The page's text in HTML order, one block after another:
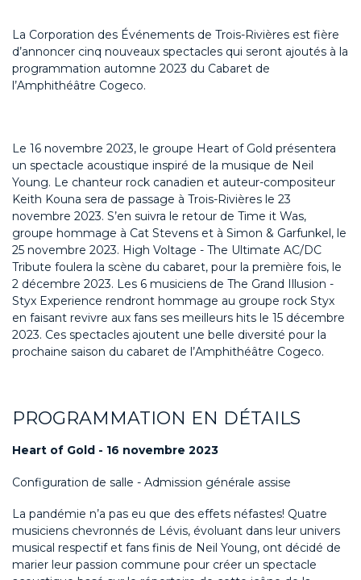
La Corporation des Événements de Trois-Rivières est fière
d’annoncer cinq nouveaux spectacles qui seront ajoutés à la
programmation automne 2023 du Cabaret de
l’Amphithéâtre Cogeco.
Le 16 novembre 2023, le groupe Heart of Gold présentera
un spectacle acoustique inspiré de la musique de Neil
Young. Le chanteur rock canadien et auteur-compositeur
Keith Kouna sera de passage à Trois-Rivières le 23
novembre 2023. S’en suivra le retour de Time it Was,
groupe hommage à Cat Stevens et à Simon & Garfunkel, le
25 novembre 2023. High Voltage - The Ultimate AC/DC
Tribute foulera la scène du cabaret, pour la première fois, le
2 décembre 2023. Les 6 musiciens de The Grand Illusion -
Styx Experience rendront hommage au groupe rock Styx
en faisant revivre aux fans ses meilleurs hits le 15 décembre
2023. Ces spectacles ajoutent une belle diversité pour la
prochaine saison du cabaret de l’Amphithéâtre Cogeco.
PROGRAMMATION EN DÉTAILS
Heart of Gold - 16 novembre 2023
Configuration de salle - Admission générale assise
La pandémie n’a pas eu que des effets néfastes! Quatre
musiciens chevronnés de Lévis, évoluant dans leur univers
musical respectif et fans finis de Neil Young, ont décidé de
marier leur passion commune pour créer un spectacle